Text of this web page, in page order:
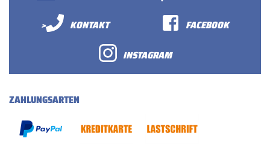
>
KONTAKT
FACEBOOK
INSTAGRAM
ZAHLUNGSARTEN